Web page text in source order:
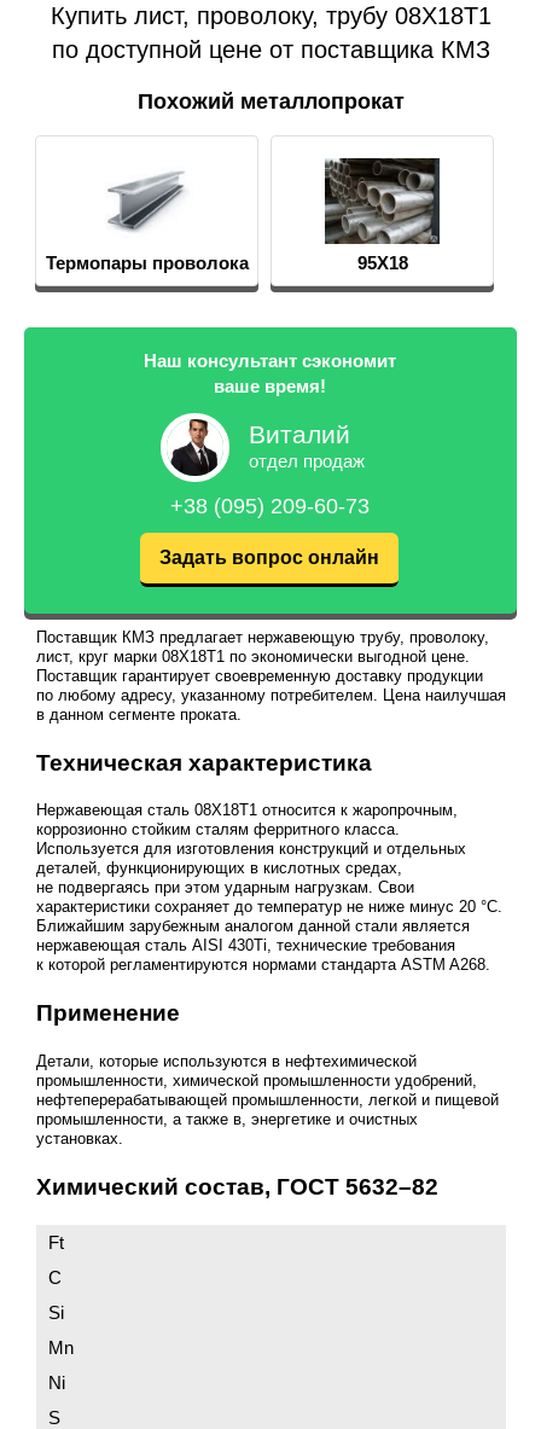
Купить лист, проволоку, трубу 08Х18Т1
по доступной цене от поставщика КМЗ
Похожий металлопрокат
Термопары проволока 95Х18
Наш консультант сэкономит
ваше время!
Виталий
отдел продаж
+38 (095) 209-60-73
Задать вопрос онлайн
Поставщик КМЗ предлагает нержавеющую трубу, проволоку,
лист, круг марки 08Х18Т1 по экономически выгодной цене.
Поставщик гарантирует своевременную доставку продукции
по любому адресу, указанному потребителем. Цена наилучшая
в данном сегменте проката.
Техническая характеристика
Нержавеющая сталь 08Х18Т1 относится к жаропрочным,
коррозионно стойким сталям ферритного класса.
Используется для изготовления конструкций и отдельных
деталей, функционирующих в кислотных средах,
не подвергаясь при этом ударным нагрузкам. Свои
характеристики сохраняет до температур не ниже минус 20 °C.
Ближайшим зарубежным аналогом данной стали является
нержавеющая сталь AISI 430Тi, технические требования
к которой регламентируются нормами стандарта ASTM A268.
Применение
Детали, которые используются в нефтехимической
промышленности, химической промышленности удобрений,
нефтеперерабатывающей промышленности, легкой и пищевой
промышленности, а также в, энергетике и очистных
установках.
Химический состав, ГОСТ 5632–82
Ft
C
Si
Mn
Ni
S